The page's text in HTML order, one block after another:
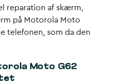
reparation af skærm,
på Motorola Moto
telefonen, som da den
Moto G62